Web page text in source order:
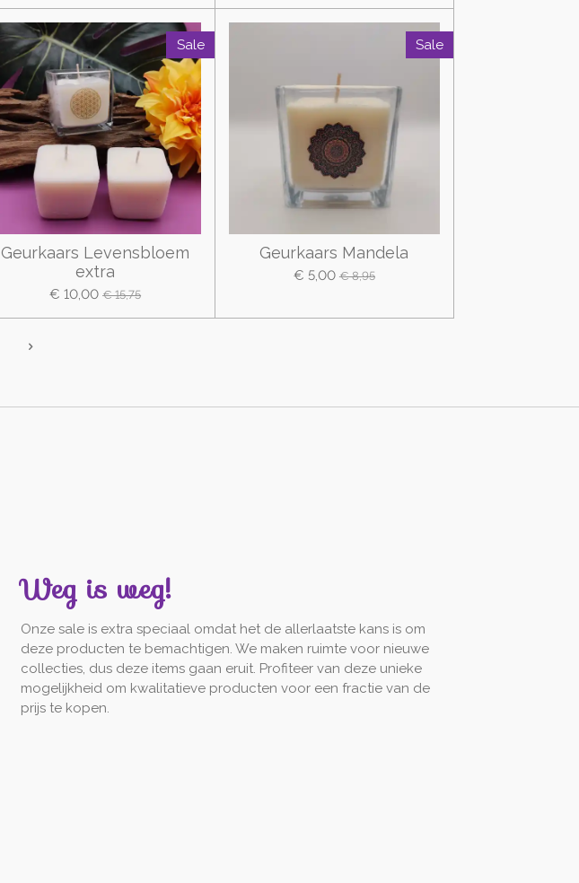
Sale
Geurkaars Levensbloem
extra
€ 10,00 € 15,75
Sale
Geurkaars Mandela
€ 5,00 € 8,95
Weg is weg!
Onze sale is extra speciaal omdat het de allerlaatste kans is om
deze producten te bemachtigen. We maken ruimte voor nieuwe
collecties, dus deze items gaan eruit. Profiteer van deze unieke
mogelijkheid om kwalitatieve producten voor een fractie van de
prijs te kopen.